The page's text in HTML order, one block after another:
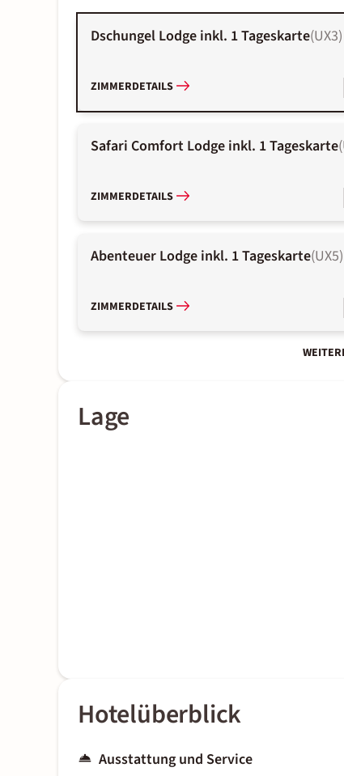
Dschungel Lodge inkl. 1 Tageskarte(UX3)
ZIMMERDETAILS
Safari Comfort Lodge inkl. 1 Tageskarte(
ZIMMERDETAILS
Abenteuer Lodge inkl. 1 Tageskarte(UX5)
ZIMMERDETAILS
Lage
Hotelüberblick
Ausstattung und Service